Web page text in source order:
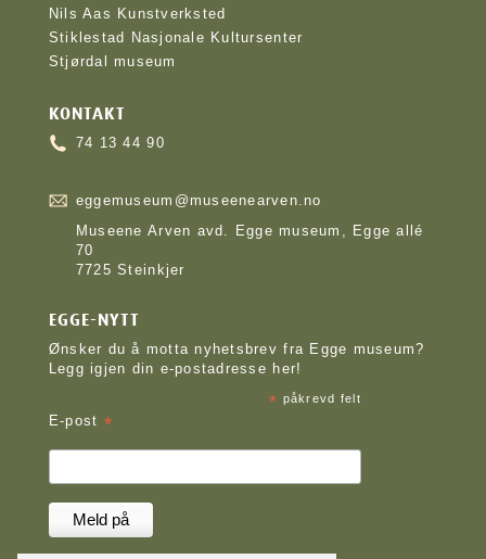
Nils Aas Kunstverksted
Stiklestad Nasjonale Kultursenter
Stjørdal museum
KONTAKT
74 13 44 90
eggemuseum@museenearven.no
Museene Arven avd. Egge museum, Egge allé
70
7725 Steinkjer
EGGE-NYTT
Ønsker du å motta nyhetsbrev fra Egge museum?
Legg igjen din e-postadresse her!
* påkrevd felt
E-post *